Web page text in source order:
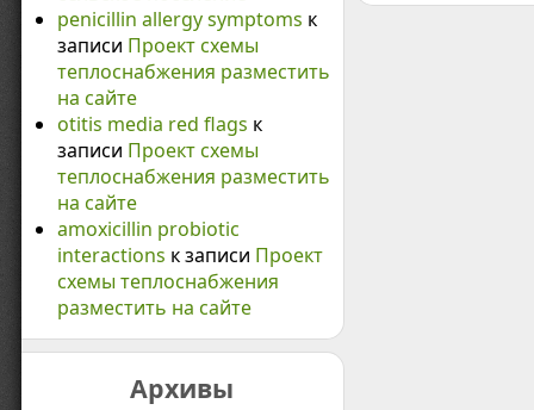
penicillin allergy symptoms к
записи Проект схемы
теплоснабжения разместить
на сайте
otitis media red flags к
записи Проект схемы
теплоснабжения разместить
на сайте
amoxicillin probiotic
interactions к записи Проект
схемы теплоснабжения
разместить на сайте
Архивы